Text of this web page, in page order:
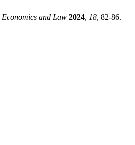
Economics and Law 2024, 18, 82-86.